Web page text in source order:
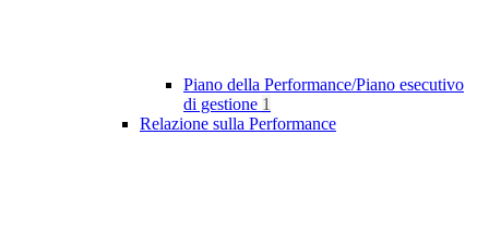
Piano della Performance/Piano esecutivo
di gestione 1
Relazione sulla Performance